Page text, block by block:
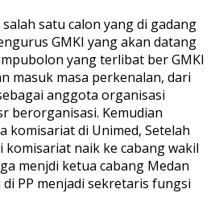
salah satu calon yang di gadang
GMKI yang akan datang
yang terlibat ber GMKI
masuk masa perkenalan, dari
anggota organisasi
berorganisasi. Kemudian
komisariat di Unimed, Setelah
naik ke cabang wakil
menjdi ketua cabang Medan
di PP menjadi sekretaris fungsi